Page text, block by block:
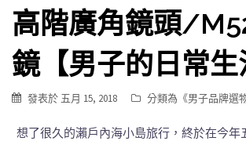
高階廣角鏡頭/
鏡【男子的日常生
發表於 五月 15, 2018 分類為《男子品牌選
想了很久的瀨戶內海小島旅行，終於在今年